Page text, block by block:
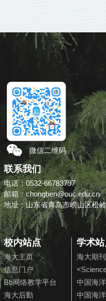
微信二维码
联系我们
电话：0532-66783797
邮箱：chongben@ouc.edu.cn
地址：山东省青岛市崂山区松
校内站点
海大主页
信息门户
Bb网络教学平台
海大后勤
学术站
海大期
中国海
中国海